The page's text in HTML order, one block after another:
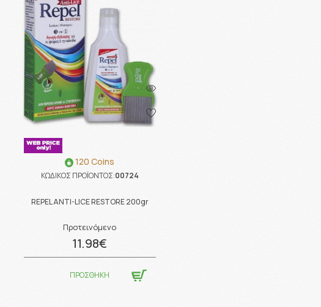
120 Coins
ΚΩΔΙΚΟΣ ΠΡΟΪΟΝΤΟΣ:00724
REPEL ANTI-LICE RESTORE 200gr
Προτεινόμενο
11.98€
ΠΡΟΣΘΗΚΗ